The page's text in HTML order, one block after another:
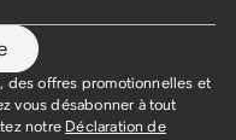
des offres promotionnelles et
vous désabonner à tout
notre Déclaration de